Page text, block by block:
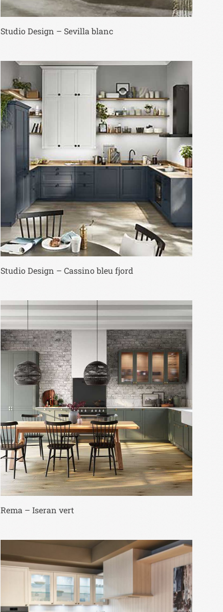
Studio Design – Sevilla blanc
Studio Design – Cassino bleu fjord
Rema – Iseran vert